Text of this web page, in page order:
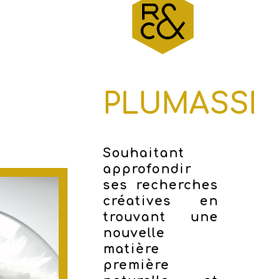
Souhaitant
approfondir
ses recherches
créatives en
trouvant une
nouvelle
matière
première